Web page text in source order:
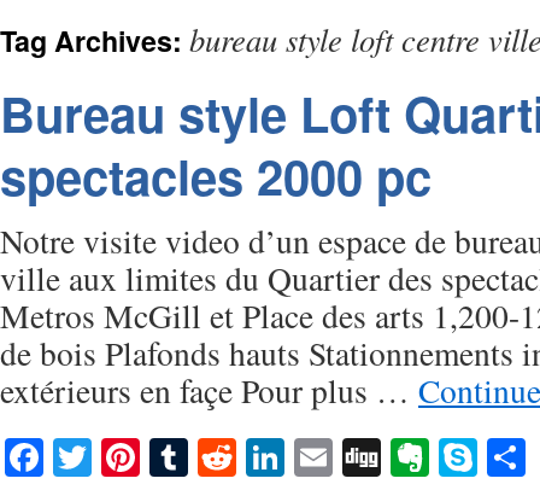
Tag Archives: bureau style loft centre
Bureau style Loft
spectacles 2000 pc
Notre visite video d’un espace de
ville aux limites du Quartier des
Metros McGill et Place des arts 1,200-
de bois Plafonds hauts Stationnements
extérieurs en façe Pour plus …
Facebook
TwitterPinterest
Tumblr
RedditLinkedIn
EmailDigg